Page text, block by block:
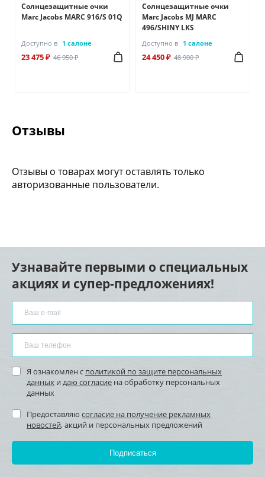
Солнцезащитные очки
Marc Jacobs MARC 916/S 01Q
Доступно в 1 салоне
23 475 ₽ 46 950 ₽
Солнцезащитные очки
Marc Jacobs MJ MARC
496/SHINY LKS
Доступно в 1 салоне
24 450 ₽ 48 900 ₽
Отзывы
Отзывы о товарах могут оставлять только
авторизованные пользователи.
Узнавайте первыми о специальных
акциях и супер-предложениях!
Я ознакомлен с политикой по защите персональных
данных и даю согласие на обработку персональных
данных
Предоставляю согласие на получение рекламных
новостей, акций и персональных предложений